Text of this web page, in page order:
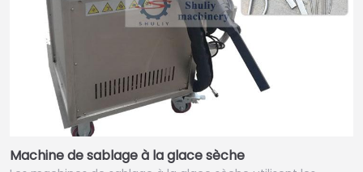
Machine de sablage à la glace sèche